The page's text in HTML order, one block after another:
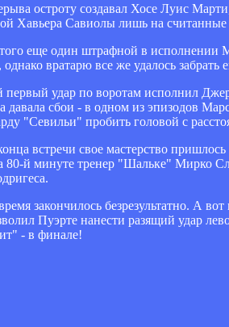
остроту создавал Хосе Луис
Хавьера Савиолы лишь на
еще один штрафной в исполнении
вратарю все же удалось
первый удар по воротам исполнил
давала сбои - в одном из эпизодов
"Севильи" пробить головой с
встречи свое мастерство
й минуте тренер "Шальке" Мирко
закончилось безрезультатно. А
Пуэрте нанести разящий удар
- в финале!